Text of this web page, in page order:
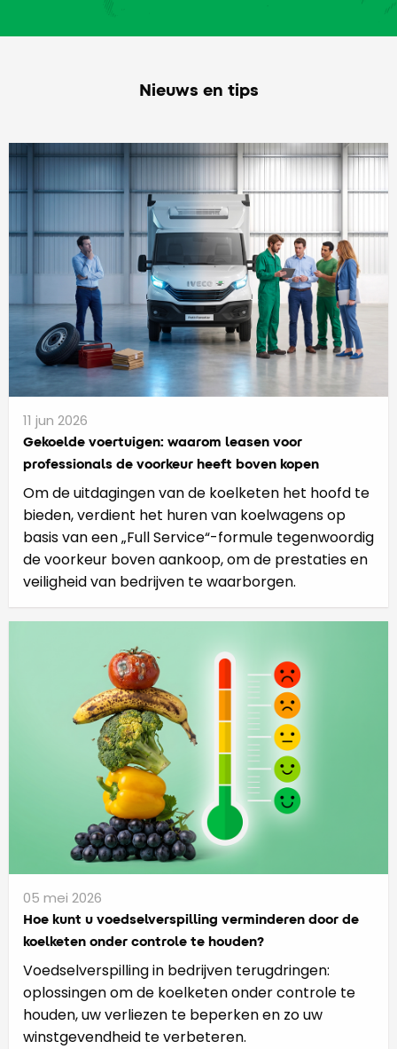
Nieuws en tips
11 jun 2026
Gekoelde voertuigen: waarom leasen voor
professionals de voorkeur heeft boven kopen
Om de uitdagingen van de koelketen het hoofd te
bieden, verdient het huren van koelwagens op
basis van een „Full Service“-formule tegenwoordig
de voorkeur boven aankoop, om de prestaties en
veiligheid van bedrijven te waarborgen.
05 mei 2026
Hoe kunt u voedselverspilling verminderen door de
koelketen onder controle te houden?
Voedselverspilling in bedrijven terugdringen:
oplossingen om de koelketen onder controle te
houden, uw verliezen te beperken en zo uw
winstgevendheid te verbeteren.